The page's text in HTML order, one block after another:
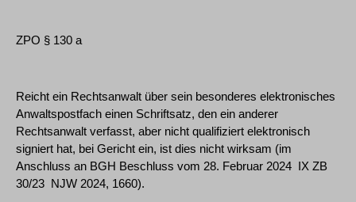
ZPO § 130 a
Reicht ein Rechtsanwalt über sein besonderes elektronisches
Anwaltspostfach einen Schriftsatz, den ein anderer
Rechtsanwalt verfasst, aber nicht qualifiziert elektronisch
signiert hat, bei Gericht ein, ist dies nicht wirksam (im
Anschluss an BGH Beschluss vom 28. Februar 2024 ­ IX ZB
30/23 ­ NJW 2024, 1660).